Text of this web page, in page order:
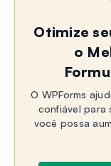
Otimize
o
O WPForms
confiável para
você possa